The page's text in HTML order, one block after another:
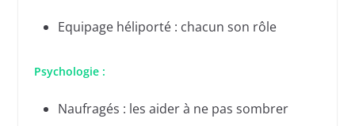
Equipage héliporté : chacun son rôle
Psychologie :
Naufragés : les aider à ne pas sombrer